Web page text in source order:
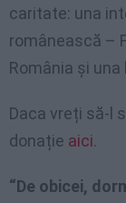
caritate: una
românească –
România și
Daca vreți să-l
donație aici.
“De obicei,